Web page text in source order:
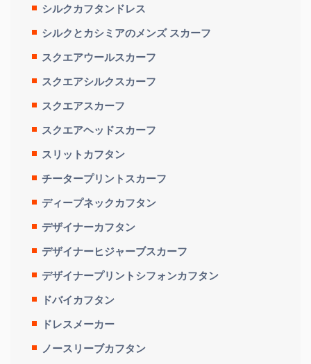
シルクカフタンドレス
シルクとカシミアのメンズ スカーフ
スクエアウールスカーフ
スクエアシルクスカーフ
スクエアスカーフ
スクエアヘッドスカーフ
スリットカフタン
チータープリントスカーフ
ディープネックカフタン
デザイナーカフタン
デザイナーヒジャーブスカーフ
デザイナープリントシフォンカフタン
ドバイカフタン
ドレスメーカー
ノースリーブカフタン